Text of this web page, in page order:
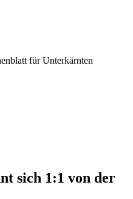
für Unterkärnten
sich 1:1 von der